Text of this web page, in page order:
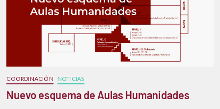
COORDINACIÓN NOTICIAS
Nuevo esquema de Aulas Humanidades